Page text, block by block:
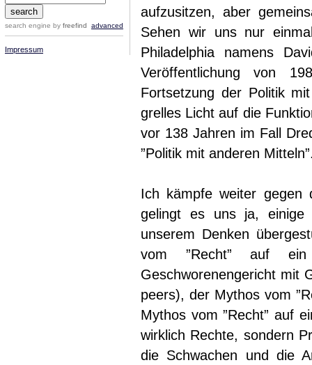
search engine by freefind advanced
Impressum
aufzusitzen, aber
Sehen wir uns nur
Philadelphia namens
Veröffentlichung von
Fortsetzung der Politik
grelles Licht auf die
vor 138 Jahren im Fall
”Politik mit anderen
Ich kämpfe weiter gegen
gelingt es uns ja, einige
unserem Denken
vom ”Recht” auf ein
Geschworenengericht mit
peers), der Mythos vom
Mythos vom ”Recht” auf
wirklich Rechte, sondern
die Schwachen und die